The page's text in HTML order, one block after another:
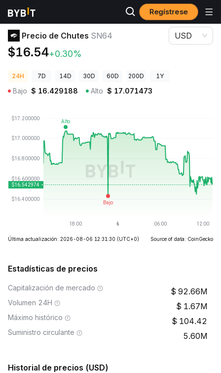
Regístrese
Precios de Criptomonedas Precio de Chutes SN64
Precio de Chutes SN64
$16.54+0.30%
USD
24H 7D 14D 30D 60D 200D 1Y
Bajo $ 16.429188 Alto $ 17.071473
Última actualización: 2026-08-06 12:31:30 (UTC+0) Source of data: CoinGecko
Estadísticas de precios
Capitalización de mercado 92.66M
Volumen 24H 1.67M
Máximo histórico 104.42
Suministro circulante 5.60M
Historial de precios (USD)